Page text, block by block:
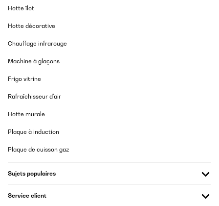
Hotte îlot
Hotte décorative
Chauffage infrarouge
Machine à glaçons
Frigo vitrine
Rafraîchisseur d'air
Hotte murale
Plaque à induction
Plaque de cuisson gaz
Sujets populaires
Service client